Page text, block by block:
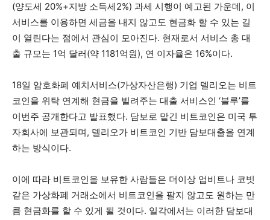
(양도세 20%+지방 소득세2%) 과세 시행이 예고된 가운데, 이
서비스를 이용하면 세금을 내지 않고도 현금화 할 수 있는 길
이 열린다는 점에서 관심이 모아진다. 현재로서 서비스 총 대
출 규모는 1억 달러(약 1181억원), 연 이자율은 16%이다.
18일 암호화폐 예치서비스(가상자산은행) 기업 델리오는 비트
코인을 위탁 연계해 현금을 빌려주는 대출 서비스인 ‘블루’를
이번주 공개한다고 발표했다. 담보로 맡긴 비트코인은 미국 투
자회사에 보관되며, 델리오가 비트코인 기반 담보대출을 연계
하는 방식이다.
이에 따라 비트코인을 보유한 사람들은 더이상 업비트나 코빗
같은 가상화폐 거래소에서 비트코인을 팔지 않고도 원하는 만
큼 현금화를 할 수 있게 될 것이다. 일각에서는 이러한 담보대